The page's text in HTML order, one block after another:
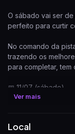
O sábado vai ser
perfeito para curtir
No comando da
trazendo os
para completar, tem
📅 11/07 (sábado)
🕖 A partir das 19h
Chame os amigos e
Ver mais
Local